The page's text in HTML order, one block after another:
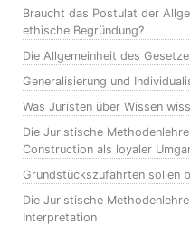
Braucht das Postulat der
ethische Begründung?
Die Allgemeinheit des
Generalisierung und
Was Juristen über Wissen
Die Juristische
Construction als loyaler
Grundstückszufahrten sollen
Die Juristische
Interpretation